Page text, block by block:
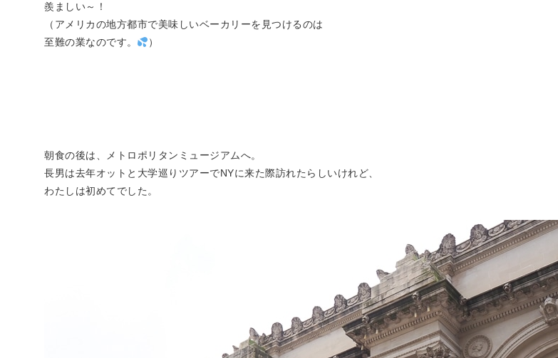
羨ましい～！
（アメリカの地方都市で美味しいベーカリーを見つけるのは
至難の業なのです。
）
朝食の後は、メトロポリタンミュージアムへ。
長男は去年オットと大学巡りツアーでNYに来た際訪れたらしいけれど、
わたしは初めてでした。